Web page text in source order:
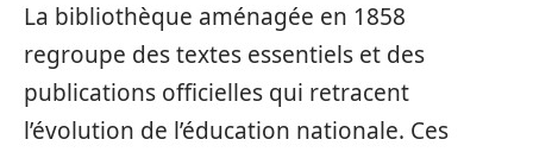
La bibliothèque aménagée en 1858
regroupe des textes essentiels et des
publications officielles qui retracent
l’évolution de l’éducation nationale. Ces